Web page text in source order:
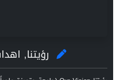
رؤيتنا,